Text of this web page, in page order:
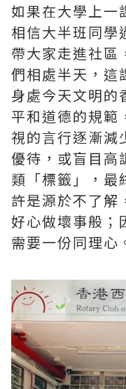
如果在大學上一
相信大半班同學
帶大家走進社區
們相處半天，這
身處今天文明的
平和道德的規範
視的言行逐漸減
優待，或盲目高
類「標籤」，最
許是源於不了解
好心做壞事般；
需要一份同理心